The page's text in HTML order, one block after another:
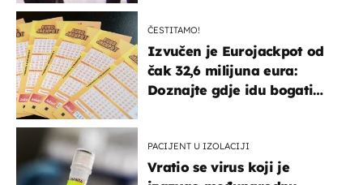
ČESTITAMO!
Izvučen je Eurojackpot od
čak 32,6 milijuna eura:
Doznajte gdje idu bogati
PACIJENT U IZOLACIJI
Vratio se virus koji je